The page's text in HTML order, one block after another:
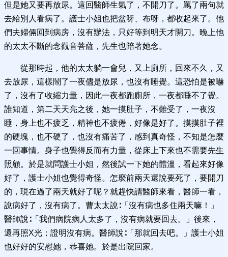
但是她又要再放尿。這回醫師生氣了，不開刀了。罵了兩句就
去給別人看病了。護士小姐也把盆呀、布呀，都收起來了。他
們夫婦倆回到病房，沒有辦法，只好等到明天才開刀。晚上他
的太太不斷的念觀音菩薩，先生也陪著她念。
從那時起，他的太太躺一會兒，又上廁所，回來不久，又
去放尿，這樣鬧了一夜儘是放尿，也沒有睡覺。這恐怕是被嚇
了，沒有了收縮力量，因此一夜都跑廁所，一夜都睡不了覺。
誰知道，第二天天亮之後，她一摸肚子，不難受了，一夜沒
睡，身上也不疲乏，精神也不疲倦，好像是好了。摸摸肚子裡
的硬塊，也不硬了，也沒有痛苦了，感到真奇怪，不知是怎麼
一回事情。身子也覺得反而有力量，從床上下來也不需要先生
照顧。於是就問護士小姐，然後試一下她的體溫，看起來好像
好了，護士小姐也覺得奇怪。怎麼前兩天還說要死了，要開刀
的，現在過了兩天就好了呢？就趕快請醫師來看，醫師一看，
說病好了，沒有病了。曹太太說∶「沒有病也多住兩天嘛！」
醫師說∶「我們病院病人太多了，沒有病就要回去。」後來，
還再照X光；證明沒有病。醫師說∶「那就回去吧。」護士小姐
也好好的安慰她，恭喜她。於是出院回家。